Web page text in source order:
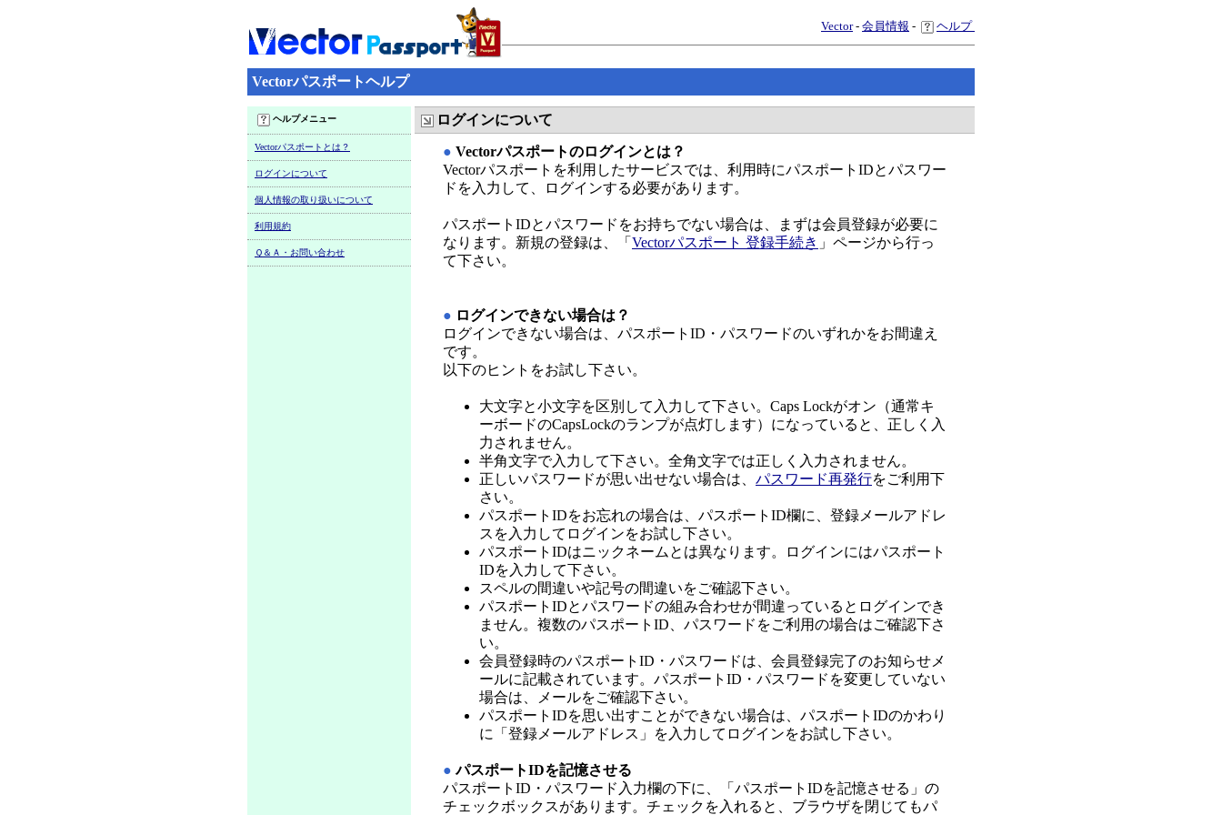
Vector- 会員情報 - ヘルプ
Vectorパスポートヘルプ
ヘルプメニュー
Vectorパスポートとは？
ログインについて
個人情報の取り扱いについて
利用規約
Ｑ＆Ａ・お問い合わせ
ログインについて
● Vectorパスポートのログインとは？
Vectorパスポートを利用したサービスでは、利用時にパスポートIDとパスワー
ドを入力して、ログインする必要があります。
パスポートIDとパスワードをお持ちでない場合は、まずは会員登録が必要に
なります。新規の登録は、「 Vectorパスポート 登録手続き 」ページから行っ
て下さい。
● ログインできない場合は？
ログインできない場合は、パスポートID・パスワードのいずれかをお間違え
です。
以下のヒントをお試し下さい。
大文字と小文字を区別して入力して下さい。Caps Lockがオン（通常キ
ーボードのCapsLockのランプが点灯します）になっていると、正しく入
力されません。
半角文字で入力して下さい。全角文字では正しく入力されません。
正しいパスワードが思い出せない場合は、 パスワード再発行をご利用下
さい。
パスポートIDをお忘れの場合は、パスポートID欄に、登録メールアドレ
スを入力してログインをお試し下さい。
パスポートIDはニックネームとは異なります。ログインにはパスポート
IDを入力して下さい。
スペルの間違いや記号の間違いをご確認下さい。
パスポートIDとパスワードの組み合わせが間違っているとログインでき
ません。複数のパスポートID、パスワードをご利用の場合はご確認下さ
い。
会員登録時のパスポートID・パスワードは、会員登録完了のお知らせメ
ールに記載されています。パスポートID・パスワードを変更していない
場合は、メールをご確認下さい。
パスポートIDを思い出すことができない場合は、パスポートIDのかわり
に「登録メールアドレス」を入力してログインをお試し下さい。
● パスポートIDを記憶させる
パスポートID・パスワード入力欄の下に、「パスポートIDを記憶させる」の
チェックボックスがあります。チェックを入れると、ブラウザを閉じてもパ